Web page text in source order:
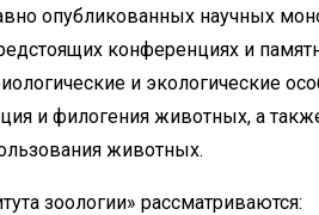
опубликованных научных
конференциях и
и экологические
и филогения животных, а
животных.
зоологии» рассматриваются: